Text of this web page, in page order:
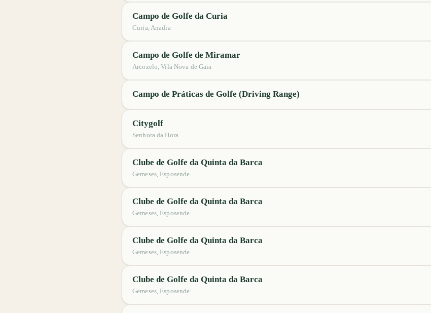
Campo de Golfe da Curia
Curia, Anadia
Campo de Golfe de Miramar
Arcozelo, Vila Nova de Gaia
Campo de Práticas de Golfe (Driving Range)
Citygolf
Senhora da Hora
Clube de Golfe da Quinta da Barca
Gemeses, Esposende
Clube de Golfe da Quinta da Barca
Gemeses, Esposende
Clube de Golfe da Quinta da Barca
Gemeses, Esposende
Clube de Golfe da Quinta da Barca
Gemeses, Esposende